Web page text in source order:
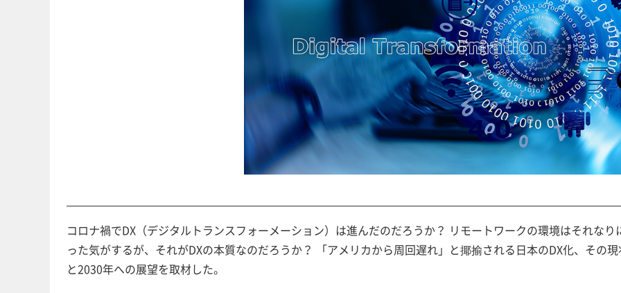
コロナ禍でDX（デジタルトランスフォーメーション）は進んだのだろうか？ リモートワークの環境はそれなり
った気がするが、それがDXの本質なのだろうか？ 「アメリカから周回遅れ」と揶揄される日本のDX化、その
と2030年への展望を取材した。